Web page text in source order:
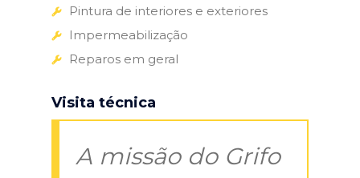
Pintura de interiores e exteriores
Impermeabilização
Reparos em geral
Visita técnica
A missão do Grifo